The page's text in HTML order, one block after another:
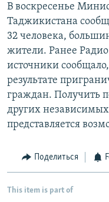
В воскресенье
Таджикистана
32 человека,
жители. Ранее
источники сообщало,
результате
граждан. Получить
других
представляется
Поделиться
This item is part of